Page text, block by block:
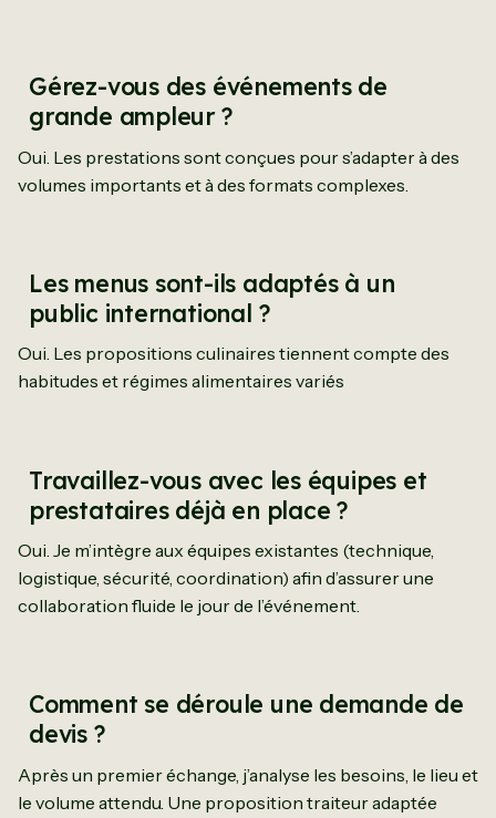
Gérez-vous des événements de
grande ampleur ?
Oui. Les prestations sont conçues pour s’adapter à des
volumes importants et à des formats complexes.
Les menus sont-ils adaptés à un
public international ?
Oui. Les propositions culinaires tiennent compte des
habitudes et régimes alimentaires variés
Travaillez-vous avec les équipes et
prestataires déjà en place ?
Oui. Je m’intègre aux équipes existantes (technique,
logistique, sécurité, coordination) afin d’assurer une
collaboration fluide le jour de l’événement.
Comment se déroule une demande de
devis ?
Après un premier échange, j’analyse les besoins, le lieu et
le volume attendu. Une proposition traiteur adaptée